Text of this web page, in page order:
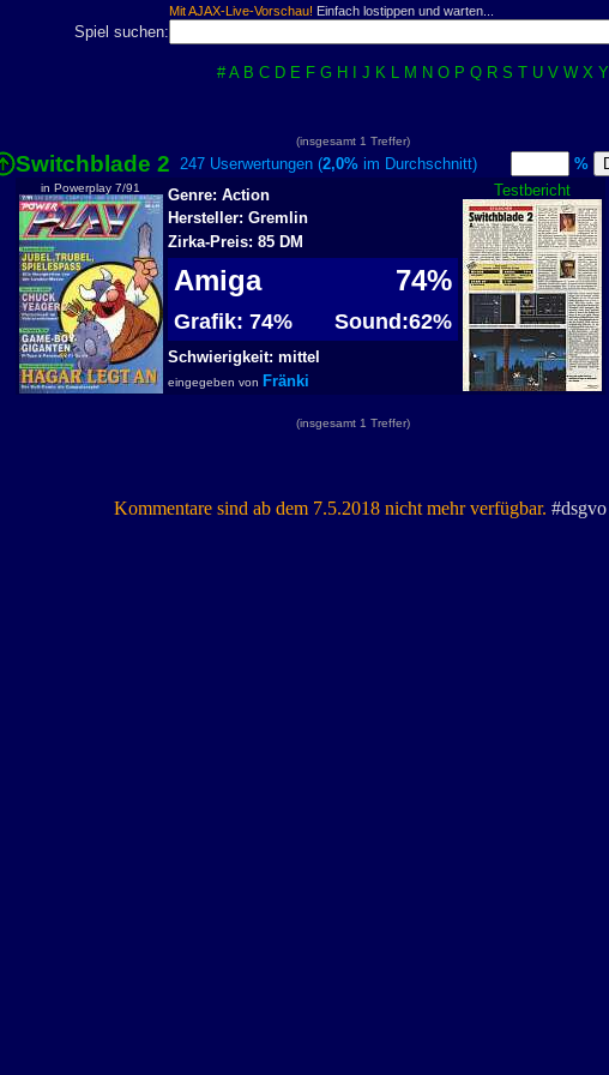
Mit AJAX-Live-Vorschau! Einfach lostippen und warten...
Spiel suchen:
# A B C D E F G H J K L M N O P Q R S T U V W X Y
(insgesamt 1 Treffer)
Switchblade 2 247 Userwertungen (2,0%im Durchschnitt) %
in Powerplay 7/91 Testbericht
Genre: Action
Hersteller: Gremlin
Zirka-Preis: 85 DM
Amiga 74%
Grafik: 74% Sound:62%
Schwierigkeit: mittel
eingegeben von Fränki
(insgesamt 1 Treffer)
Kommentare sind ab dem 7.5.2018 nicht mehr verfügbar. #dsgvo